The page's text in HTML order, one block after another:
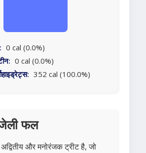
0 cal (0.0%)
0 cal (0.0%)
352 cal (100.0%)
फल
और मनोरंजक ट्रीट है, जो